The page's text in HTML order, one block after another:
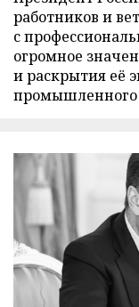
работников и
с
огромное
и раскрытия её
промышленного